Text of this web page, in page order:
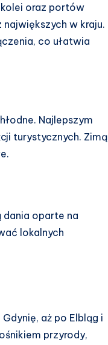
oraz portów
w kraju.
co ułatwia
Najlepszym
turystycznych. Zimą
dania oparte na
lokalnych
aż po Elbląg i
przyrody,